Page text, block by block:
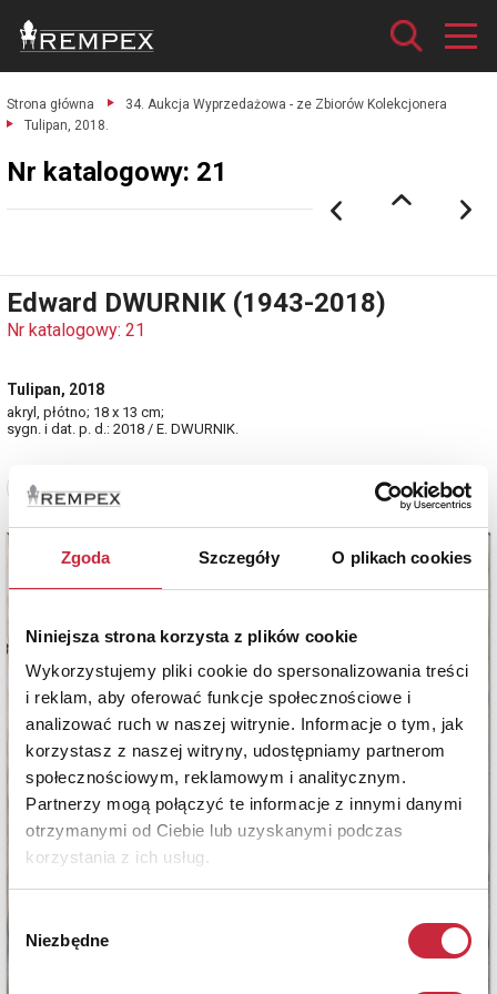
Zgoda Szczegóły O plikach cookies
Niniejsza strona korzysta z plików cookie
Wykorzystujemy pliki cookie do spersonalizowania treści
i reklam, aby oferować funkcje społecznościowe i
analizować ruch w naszej witrynie. Informacje o tym, jak
korzystasz z naszej witryny, udostępniamy partnerom
społecznościowym, reklamowym i analitycznym.
Partnerzy mogą połączyć te informacje z innymi danymi
otrzymanymi od Ciebie lub uzyskanymi podczas
korzystania z ich usług.
zgody
Niezbędne
Strona główna
34. Aukcja Wyprzedażowa - ze Zbiorów Kolekcjonera
Tulipan, 2018.
Nr katalogowy: 21
Edward DWURNIK (1943-2018)
Nr katalogowy: 21
Tulipan, 2018
akryl, płótno; 18 x 13 cm;
sygn. i dat. p. d.: 2018 / E. DWURNIK.
Zobacz pełne informacje